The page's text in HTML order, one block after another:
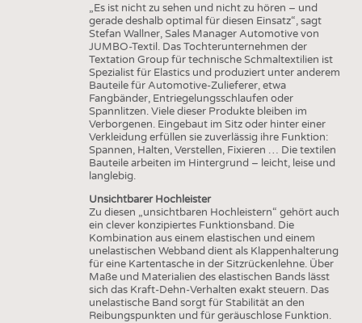
„Es ist nicht zu sehen und nicht zu hören – und
gerade deshalb optimal für diesen Einsatz“, sagt
Stefan Wallner, Sales Manager Automotive von
JUMBO-Textil. Das Tochterunternehmen der
Textation Group für technische Schmaltextilien ist
Spezialist für Elastics und produziert unter anderem
Bauteile für Automotive-Zulieferer, etwa
Fangbänder, Entriegelungsschlaufen oder
Spannlitzen. Viele dieser Produkte bleiben im
Verborgenen. Eingebaut im Sitz oder hinter einer
Verkleidung erfüllen sie zuverlässig ihre Funktion:
Spannen, Halten, Verstellen, Fixieren … Die textilen
Bauteile arbeiten im Hintergrund – leicht, leise und
langlebig.
Unsichtbarer Hochleister
Zu diesen „unsichtbaren Hochleistern“ gehört auch
ein clever konzipiertes Funktionsband. Die
Kombination aus einem elastischen und einem
unelastischen Webband dient als Klappenhalterung
für eine Kartentasche in der Sitzrückenlehne. Über
Maße und Materialien des elastischen Bands lässt
sich das Kraft-Dehn-Verhalten exakt steuern. Das
unelastische Band sorgt für Stabilität an den
Reibungspunkten und für geräuschlose Funktion.